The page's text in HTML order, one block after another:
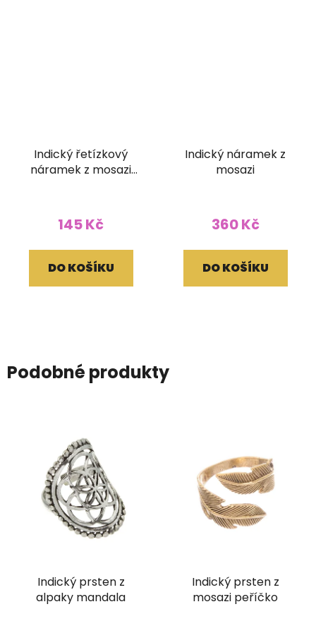
Indický řetízkový
náramek z mosazi
145 Kč
DO KOŠÍKU
Indický náramek z
mosazi
360 Kč
DO KOŠÍKU
Podobné produkty
Indický prsten z
alpaky mandala
Indický prsten z
mosazi peříčko